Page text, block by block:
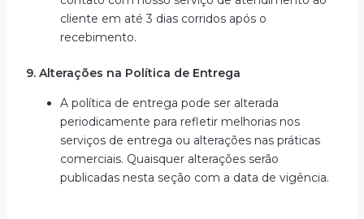
cliente em até 3 dias corridos após o
recebimento.
9. Alterações na Política de Entrega
A política de entrega pode ser alterada
periodicamente para refletir melhorias nos
serviços de entrega ou alterações nas práticas
comerciais. Quaisquer alterações serão
publicadas nesta seção com a data de vigência.